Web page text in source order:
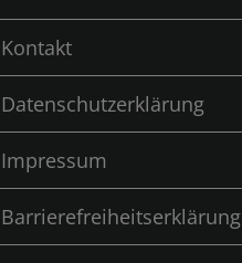
Kontakt
Datenschutzerklärung
Impressum
Barrierefreiheitserklärung